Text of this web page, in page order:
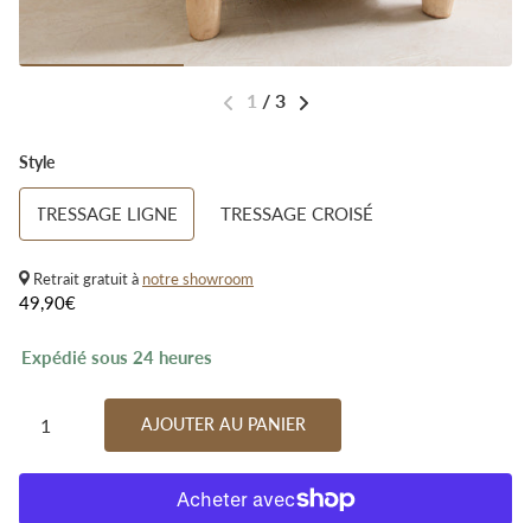
1 / 3
Style
TRESSAGE LIGNE TRESSAGE CROISÉ
Retrait gratuit à notre showroom
49,90€
Expédié sous 24 heures
AJOUTER AU PANIER